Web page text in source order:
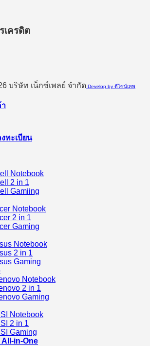
เครดิต
บริษัท เน็กซ์เพลย์ จำกัด Develop by ดีไซน์เทพ
ทะเบียน
Notebook
2 in 1
Gamiing
Notebook
2 in 1
Gaming
Notebook
2 in 1
Gaming
Notebook
2 in 1
Gaming
Notebook
2 in 1
Gaming
All-in-One